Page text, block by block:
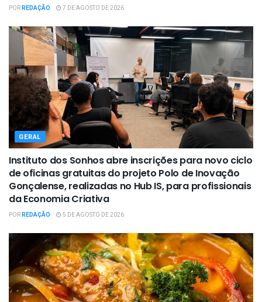
PORREDAÇÃO 7 DE AGOSTO DE 2026
GERAL
Instituto dos Sonhos abre inscrições para novo ciclo
de oficinas gratuitas do projeto Polo de Inovação
Gonçalense, realizadas no Hub IS, para profissionais
da Economia Criativa
PORREDAÇÃO 5 DE AGOSTO DE 2026